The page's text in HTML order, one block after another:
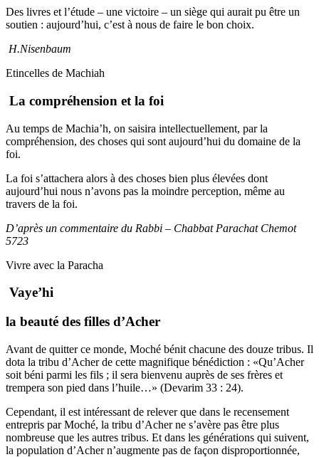
Des livres et l’étude – une victoire – un siège qui aurait pu être un
soutien : aujourd’hui, c’est à nous de faire le bon choix.
H.Nisenbaum
Etincelles de Machiah
La compréhension et la foi
Au temps de Machia’h, on saisira intellectuellement, par la
compréhension, des choses qui sont aujourd’hui du domaine de la
foi.
La foi s’attachera alors à des choses bien plus élevées dont
aujourd’hui nous n’avons pas la moindre perception, même au
travers de la foi.
D’après un commentaire du Rabbi – Chabbat Parachat Chemot
5723
Vivre avec la Paracha
Vaye’hi
la beauté des filles d’Acher
Avant de quitter ce monde, Moché bénit chacune des douze tribus. Il
dota la tribu d’Acher de cette magnifique bénédiction : «Qu’Acher
soit béni parmi les fils ; il sera bienvenu auprès de ses frères et
trempera son pied dans l’huile…» (Devarim 33 : 24).
Cependant, il est intéressant de relever que dans le recensement
entrepris par Moché, la tribu d’Acher ne s’avère pas être plus
nombreuse que les autres tribus. Et dans les générations qui suivent,
la population d’Acher n’augmente pas de façon disproportionnée,